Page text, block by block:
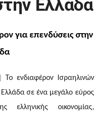
Ελλάδα
για επενδύσεις στην
Το ενδιαφέρον Ισραηλινών
σε ένα μεγάλο εύρος
ελληνικής οικονομίας,